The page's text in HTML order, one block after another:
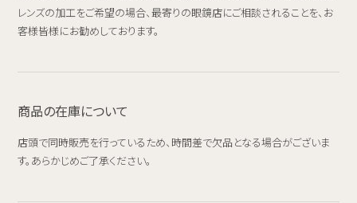
レンズの加工をご希望の場合、最寄りの眼鏡店にご相談されることを、お
客様皆様にお勧めしております。
商品の在庫について
店頭で同時販売を行っているため、時間差で欠品となる場合がございま
す。あらかじめご了承ください。